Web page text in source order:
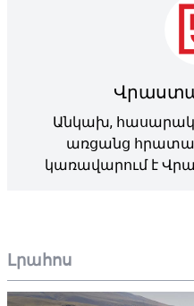
Լրահոս
Անկախ,
առցանց
կառավարում է